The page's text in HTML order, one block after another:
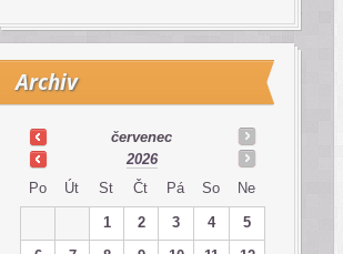
Archiv
červenec
2026
Po
Út St Čt Pá So Ne
1 2 3 4
5